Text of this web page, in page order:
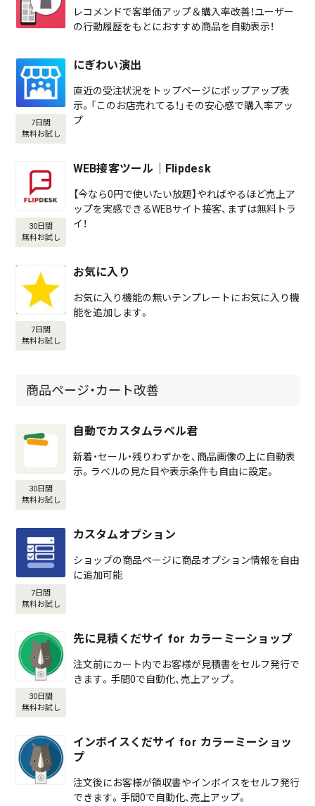
レコメンドで客単価アップ＆購入率改善！ユーザー
の行動履歴をもとにおすすめ商品を自動表示！
7日間
無料お試し
にぎわい演出
直近の受注状況をトップページにポップアップ表
示。「このお店売れてる！」その安心感で購入率アッ
プ
30日間
無料お試し
WEB接客ツール｜Flipdesk
【今なら0円で使いたい放題】やればやるほど売上ア
ップを実感できるWEBサイト接客、まずは無料トラ
イ！
7日間
無料お試し
お気に入り
お気に入り機能の無いテンプレートにお気に入り機
能を追加します。
商品ページ・カート改善
30日間
無料お試し
自動でカスタムラベル君
新着・セール・残りわずかを、商品画像の上に自動表
示。ラベルの見た目や表示条件も自由に設定。
7日間
無料お試し
カスタムオプション
ショップの商品ページに商品オプション情報を自由
に追加可能
30日間
無料お試し
先に見積くだサイ for カラーミーショップ
注文前にカート内でお客様が見積書をセルフ発行で
きます。手間0で自動化、売上アップ。
インボイスくだサイ for カラーミーショッ
プ
注文後にお客様が領収書やインボイスをセルフ発行
できます。手間0で自動化、売上アップ。